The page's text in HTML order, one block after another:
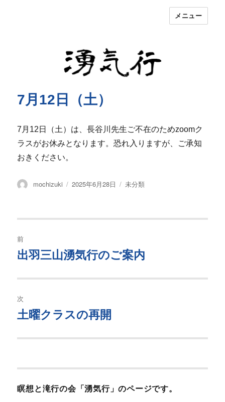
湧気行
メニュー
7月12日（土）
7月12日（土）は、長谷川先生ご不在のためzoomク
ラスがお休みとなります。恐れ入りますが、ご承知
おきください。
投
mochizuki
投
2025年6月28日
カ
未分類
稿
ビ
ゲ
ー
前
過
の
投
稿:
出羽三山湧気行のご案内
次
次
投
土曜クラスの再開
瞑想と滝行の会「湧気行」のページです。